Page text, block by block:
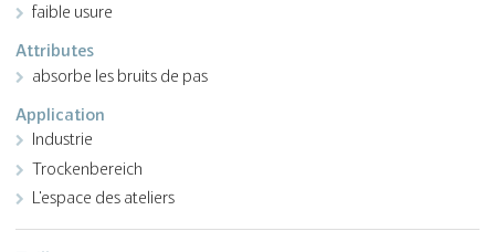
faible usure
Attributes
absorbe les bruits de pas
Application
Industrie
Trockenbereich
L'espace des ateliers